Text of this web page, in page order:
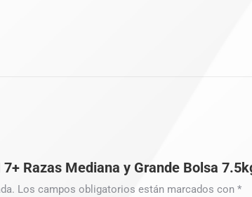
Razas Mediana y Grande Bolsa
Los campos obligatorios están marcados con *